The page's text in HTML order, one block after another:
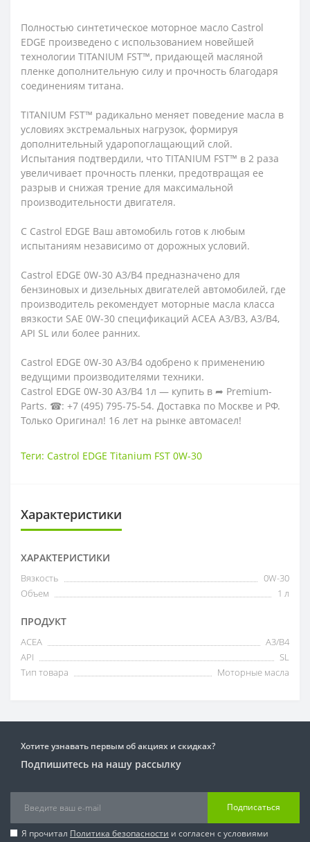
Полностью синтетическое моторное масло Castrol
EDGE произведено с использованием новейшей
технологии TITANIUM FST™, придающей масляной
пленке дополнительную силу и прочность благодаря
соединениям титана.
TITANIUM FST™ радикально меняет поведение масла в
условиях экстремальных нагрузок, формируя
дополнительный ударопоглащающий слой.
Испытания подтвердили, что TITANIUM FST™ в 2 раза
увеличивает прочность пленки, предотвращая ее
разрыв и снижая трение для максимальной
производительности двигателя.
С Castrol EDGE Ваш автомобиль готов к любым
испытаниям независимо от дорожных условий.
Castrol EDGE 0W-30 A3/B4 предназначено для
бензиновых и дизельных двигателей автомобилей, где
производитель рекомендует моторные масла класса
вязкости SAE 0W-30 спецификаций ACEA A3/B3, A3/B4,
API SL или более ранних.
Castrol EDGE 0W-30 A3/B4 одобрено к применению
ведущими производителями техники.
Castrol EDGE 0W-30 A3/B4 1л — купить в ➦ Premium-
Parts. ☎: +7 (495) 795-75-54. Доставка по Москве и РФ.
Только Оригинал! 16 лет на рынке автомасел!
Теги: Castrol EDGE Titanium FST 0W-30
Характеристики
ХАРАКТЕРИСТИКИ
Вязкость
0W-30
Объем
1 л
ПРОДУКТ
ACEA
A3/B4
API
SL
Тип товара
Моторные масла
Хотите узнавать первым об акциях и скидках?
Подпишитесь на нашу рассылку
Подписаться
Я прочитал Политика безопасности и согласен с условиями